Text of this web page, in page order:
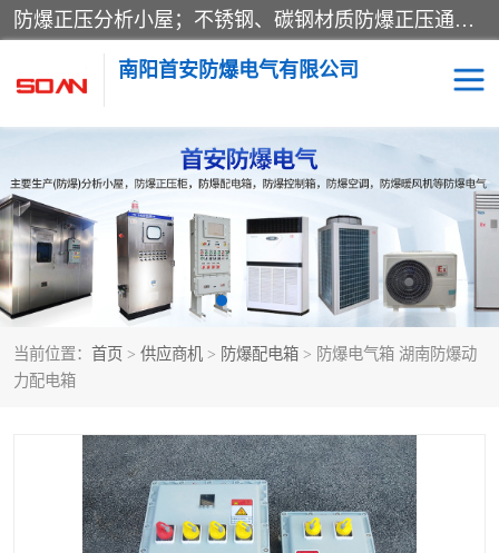
防爆正压分析小屋；不锈钢、碳钢材质防爆正压通风柜，分上下、左右、外挂三种款式；立式、挂式防爆配电柜体；不锈钢、碳钢防爆变频、磁力、星三角启动器；不锈钢、碳钢、铸铝防爆控制箱柜；可操作按键、多块式防爆仪表箱；多材质防爆接线箱；台式防爆电脑、防爆监视器。产品适配石油、化工、煤炭、电力、纺织、酿酒、航天、铁路、冶金、船舶、消防、市政等多行业工况使用。
南阳首安防爆电气有限公司
当前位置： 首页 > 供应商机 > 防爆配电箱 > 防爆电气箱 湖南防爆动
力配电箱
防爆小屋 防爆正压柜
防爆空调 防爆配电箱
防爆控制箱 防爆接线箱
防爆操作柱 防爆监视显示器